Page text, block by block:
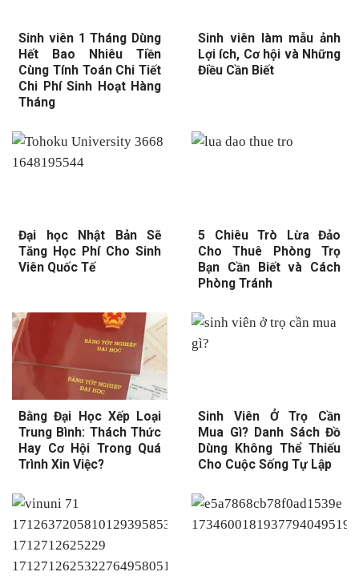
Sinh viên 1 Tháng Dùng
Hết Bao Nhiêu Tiền
Cùng Tính Toán Chi Tiết
Chi Phí Sinh Hoạt Hàng
Tháng
Sinh viên làm mẫu ảnh
Lợi ích, Cơ hội và Những
Điều Cần Biết
Đại học Nhật Bản Sẽ
Tăng Học Phí Cho Sinh
Viên Quốc Tế
5 Chiêu Trò Lừa Đảo
Cho Thuê Phòng Trọ
Bạn Cần Biết và Cách
Phòng Tránh
Bằng Đại Học Xếp Loại
Trung Bình: Thách Thức
Hay Cơ Hội Trong Quá
Trình Xin Việc?
Sinh Viên Ở Trọ Cần
Mua Gì? Danh Sách Đồ
Dùng Không Thể Thiếu
Cho Cuộc Sống Tự Lập